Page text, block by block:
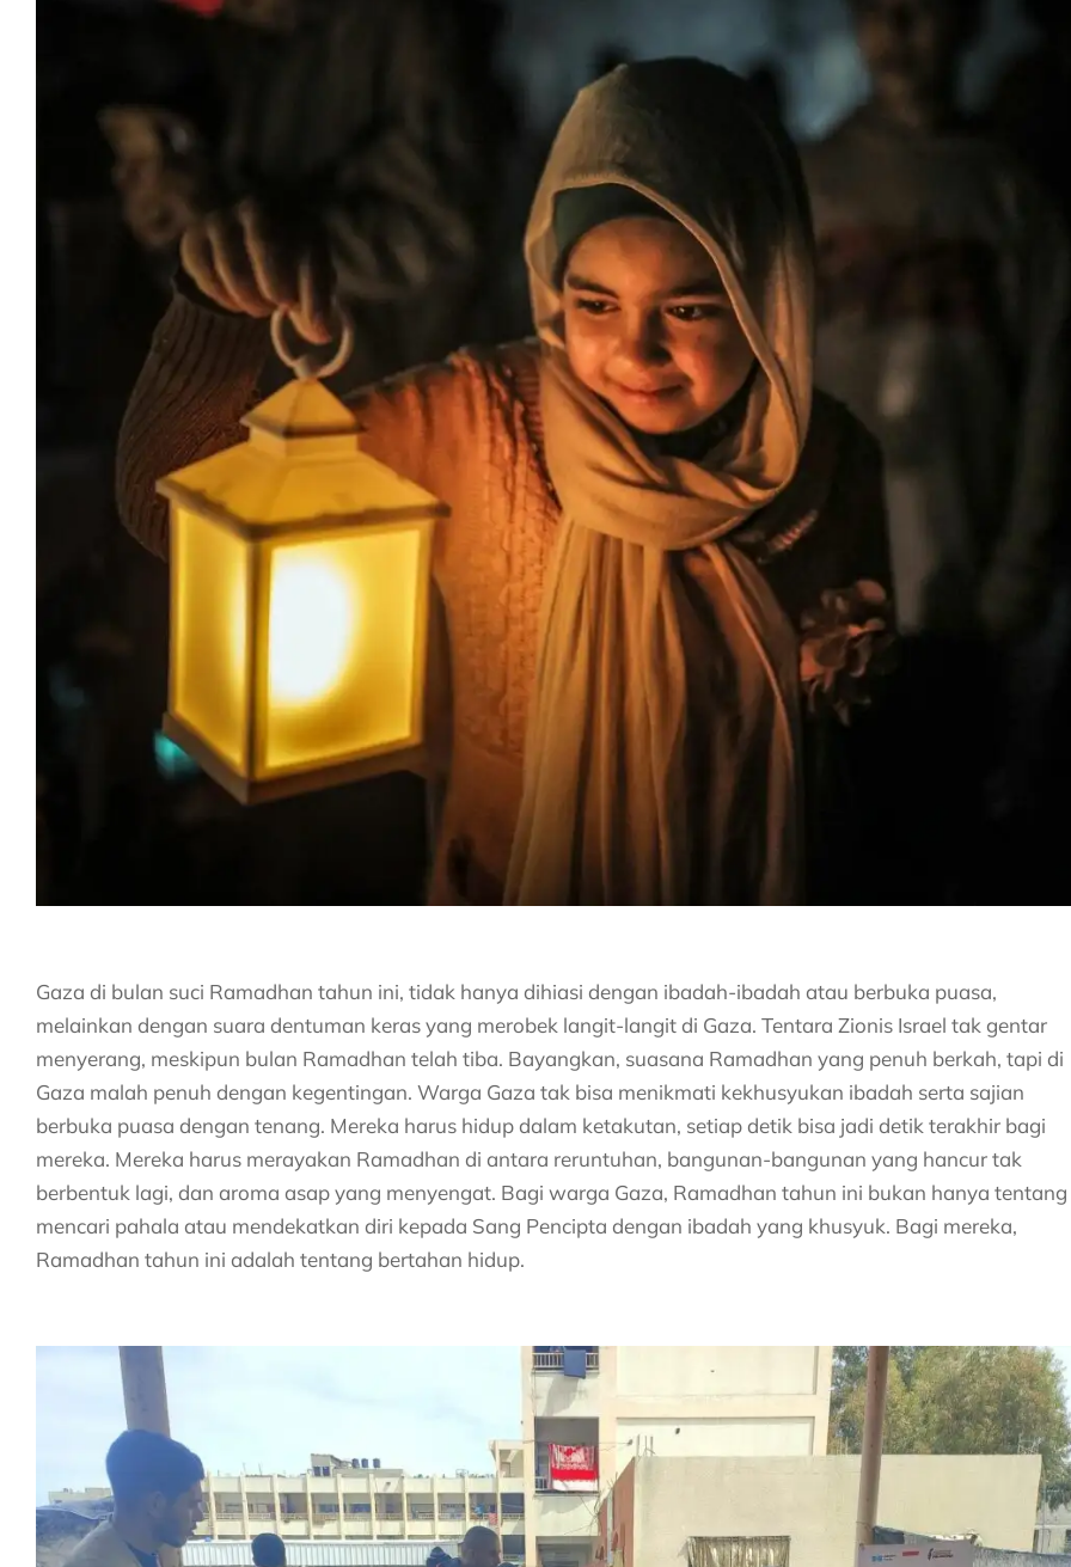
Gaza di bulan suci Ramadhan tahun ini, tidak hanya dihiasi dengan ibadah-ibadah atau berbuka puasa,
melainkan dengan suara dentuman keras yang merobek langit-langit di Gaza. Tentara Zionis Israel tak gentar
menyerang, meskipun bulan Ramadhan telah tiba. Bayangkan, suasana Ramadhan yang penuh berkah, tapi di
Gaza malah penuh dengan kegentingan. Warga Gaza tak bisa menikmati kekhusyukan ibadah serta sajian
berbuka puasa dengan tenang. Mereka harus hidup dalam ketakutan, setiap detik bisa jadi detik terakhir bagi
mereka. Mereka harus merayakan Ramadhan di antara reruntuhan, bangunan-bangunan yang hancur tak
berbentuk lagi, dan aroma asap yang menyengat. Bagi warga Gaza, Ramadhan tahun ini bukan hanya tentang
mencari pahala atau mendekatkan diri kepada Sang Pencipta dengan ibadah yang khusyuk. Bagi mereka,
Ramadhan tahun ini adalah tentang bertahan hidup.